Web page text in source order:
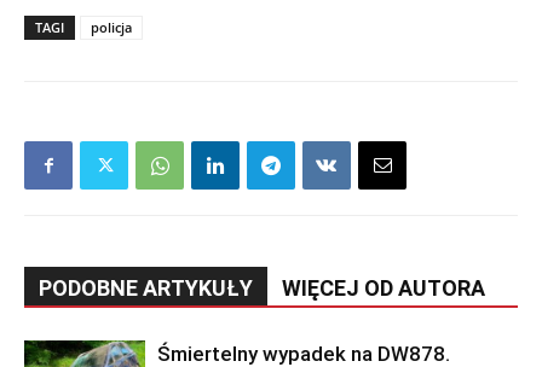
TAGI policja
PODOBNE ARTYKUŁY WIĘCEJ OD AUTORA
Śmiertelny wypadek na DW878.